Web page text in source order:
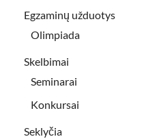
Egzaminų užduotys
Olimpiada
Skelbimai
Seminarai
Konkursai
Seklyčia